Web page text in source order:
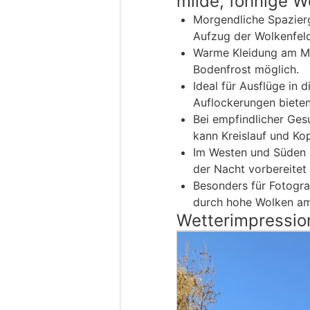
Morgendliche
Aufzug der
Warme Kleidung am
Bodenfrost möglich.
Ideal für Ausflüge in
Auflockerungen
Bei empfindlicher
kann Kreislauf und
Im Westen und
der Nacht vorbereitet
Besonders für
durch hohe Wolken